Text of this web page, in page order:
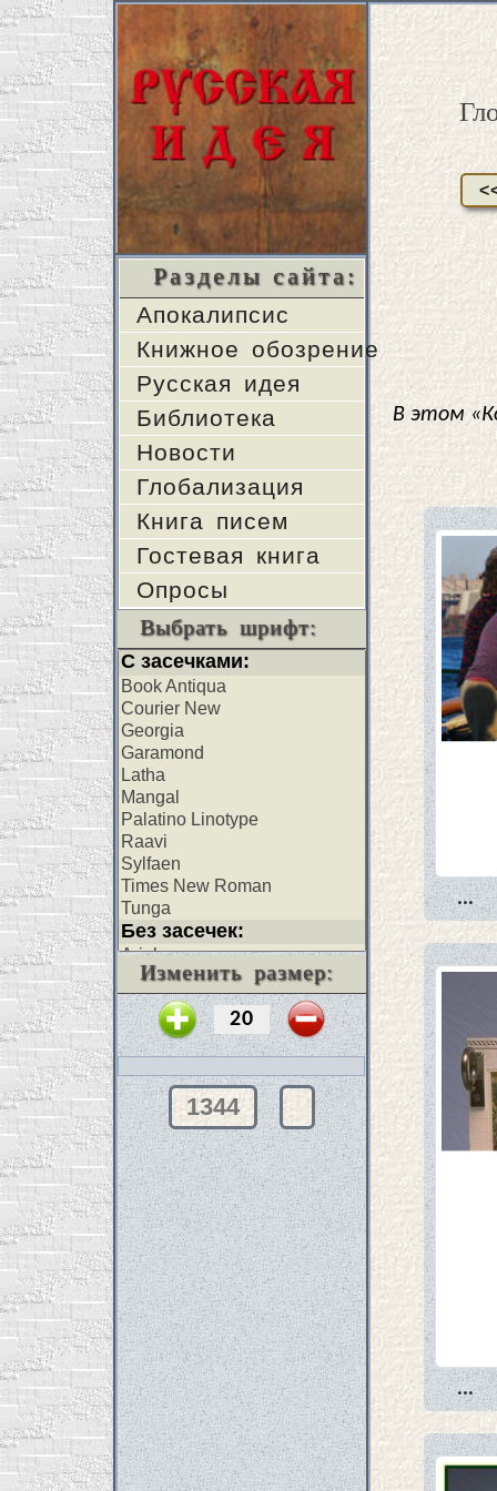
Разделы сайта:
Апокалипсис
Книжное обозрение
Русская идея
Библиотека
Новости
Глобализация
Книга писем
Гостевая книга
Опросы
Выбрать шрифт:
Изменить размер:
1344
В этом
...
...